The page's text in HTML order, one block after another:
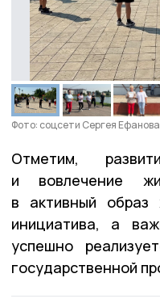
Фото: соцсети Сергея Ефанова
Отметим,
и вовлечение
в активный
инициатива, а
успешно
государственной